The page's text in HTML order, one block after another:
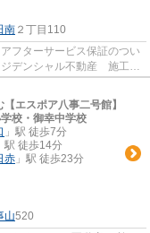
南 ２丁目110
フターサービス保証のつい
ジデンシャル不動産 施工：
エスポア八事二号館】
校・御幸中学校
」駅 徒歩7分
駅 徒歩14分
赤 」駅 徒歩23分
山520